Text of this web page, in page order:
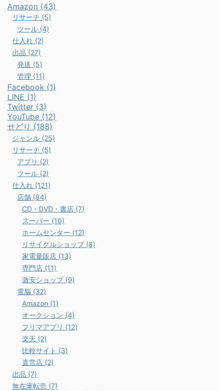
Amazon (43)
リサーチ (5)
ツール (4)
仕入れ (2)
出品 (27)
発送 (5)
管理 (11)
Facebook (1)
LINE (1)
Twitter (3)
YouTube (12)
せどり (188)
ジャンル (25)
リサーチ (5)
アプリ (2)
ツール (2)
仕入れ (121)
店舗 (84)
CD・DVD・書店 (7)
スーパー (10)
ホームセンター (12)
リサイクルショップ (8)
家電量販店 (13)
専門店 (11)
激安ショップ (9)
電脳 (32)
Amazon (1)
オークション (4)
フリマアプリ (12)
楽天 (2)
比較サイト (3)
直営店 (2)
出品 (7)
無在庫転売 (7)